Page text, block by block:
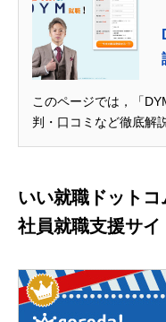
このページでは，「
判・口コミなど徹底解
いい就職ドット
社員就職支援サイ